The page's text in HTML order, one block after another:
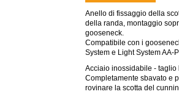
Anello di fissaggio della
della randa, montaggio
gooseneck.
Compatibile con i
System e Light System AA-
Acciaio inossidabile - taglio
Completamente sbavato e
rovinare la scotta del